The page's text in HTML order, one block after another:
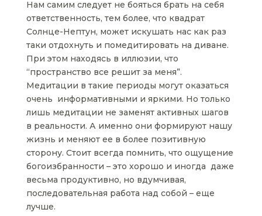
Нам самим следует не бояться брать на себя
ответственность, тем более, что квадрат
Солнце-Нептун, может искушать нас как раз
таки отдохнуть и помедитировать на диване.
При этом находясь в иллюзии, что
“пространство все решит за меня”.
Медитации в такие периоды могут оказаться
очень информативными и яркими. Но только
лишь медитации не заменят активных шагов
в реальности. А именно они формируют нашу
жизнь и меняют ее в более позитивную
сторону. Стоит всегда помнить, что ощущение
богоизбранности – это хорошо и иногда даже
весьма продуктивно, но вдумчивая,
последовательная работа над собой – еще
лучше.